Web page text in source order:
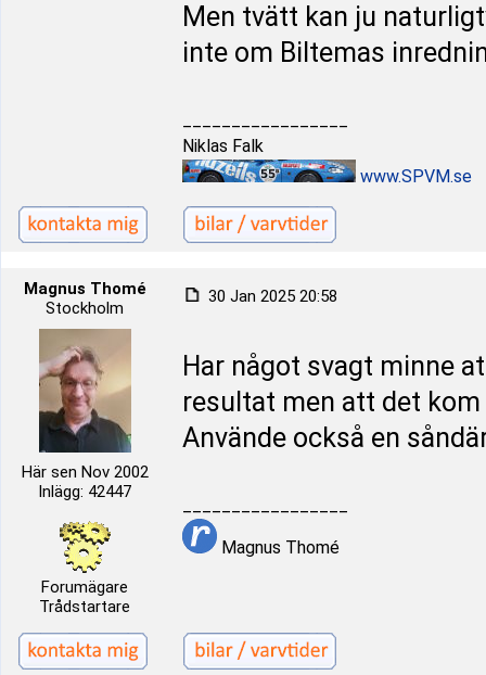
Men tvätt kan ju
inte om Biltemas
Niklas Falk
www.SPVM.se
Magnus Thomé
Stockholm
Här sen Nov 2002
Inlägg: 42447
Forumägare
Trådstartare
30 Jan 2025 20:58
Har något svagt minne
resultat men att det
Använde också en
Magnus Thomé